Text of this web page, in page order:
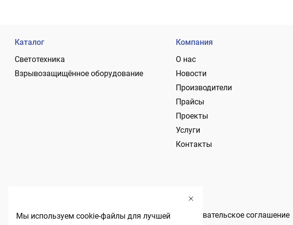
Каталог
Светотехника
Взрывозащищённое оборудование
Политика обработки персональных данных
Компания
О нас
Новости
Производители
Прайсы
Проекты
Услуги
Контакты
Пользовательское соглашение
Мы используем cookie-файлы для лучшей